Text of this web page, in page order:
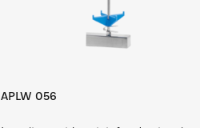
APLW 056